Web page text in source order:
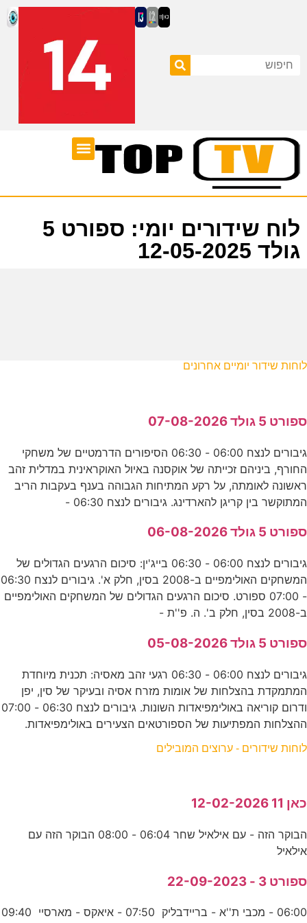
לוח שידורים יומי: ספורט 5
גולד 12-05-2025
לוחות שידור יומיים אחרונים
ספורט 5 גולד 07-08-2026
גיבורים לנצח 06:00 - 06:30 הסיפורים הדרמטיים של משחקי
החורף, ביניהם זכייתה של אוקסנה באיול האוקראינית במדלית זהב
ראשונה לאומתה, על רקע המתיחות הגבוהה בענף בעקבות הריב
המתוקשר בין קריגן להארדינג. גיבורים לנצח 06:30 -
ספורט 5 גולד 06-08-2026
גיבורים לנצח 06:00 - 06:30 בייג'ין: סיכום הרגעים הגדולים של
המשחקים האולימפיים ב-2008 בסין, חלק א'. גיבורים לנצח 06:30
- 07:00 ספורט. סיכום הרגעים הגדולים של המשחקים האולימפיים
ב-2008 בסין, חלק ב'. ה. פ''ת -
ספורט 5 גולד 05-08-2026
גיבורים לנצח 06:00 - 06:30 רגעי זהב מאסיה: תכנית מיוחדת
המתמקדת בהצלחות של אומות מזרח אסיה ובעיקר של סין, יפן
ודרום קוריאה באולימפיאדות השונות. גיבורים לנצח 06:30 - 07:00
ההצלחות המפתיעות של הספורטאים הצעירים באולימפיאדות.
לוחות שידורים - ערוצים המובילים
כאן 11 12-02-2026
הבוקר הזה - עם אילאיל שחר 06:04 - 08:00 הבוקר הזה עם
אילאיל
ספורט 3 - 22-09-2023
06:00 - מכבי ת''א - בריידבליק 07:50 - איאקס - מארסיי 09:40